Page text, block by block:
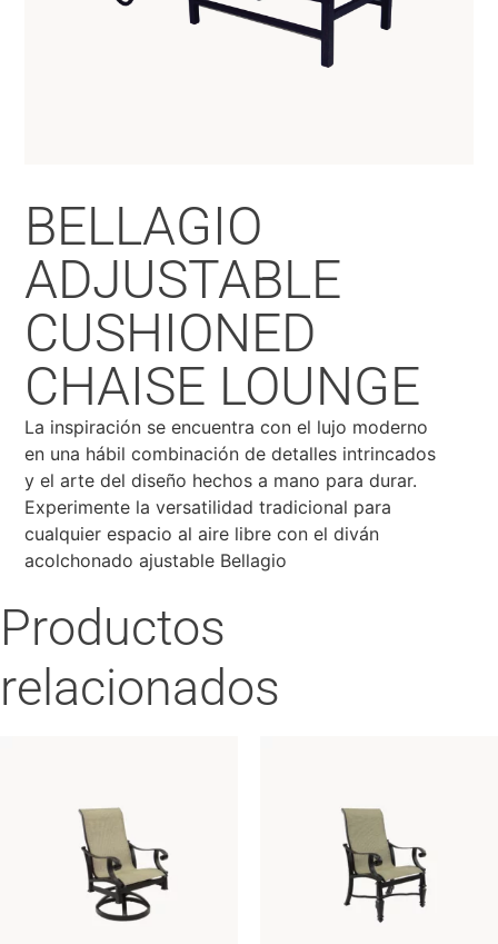
BELLAGIO
ADJUSTABLE
CUSHIONED
CHAISE LOUNGE
La inspiración se encuentra con el lujo moderno
en una hábil combinación de detalles intrincados
y el arte del diseño hechos a mano para durar.
Experimente la versatilidad tradicional para
cualquier espacio al aire libre con el diván
acolchonado ajustable Bellagio
Productos
relacionados